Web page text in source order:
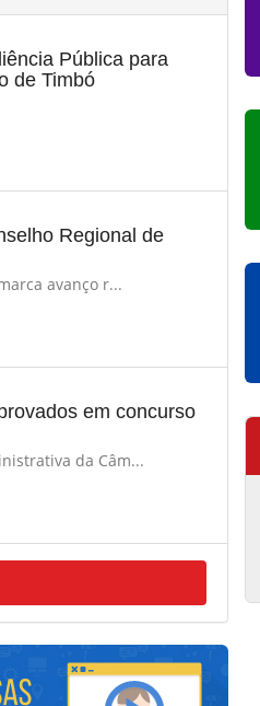
Pública para
de Timbó
Regional de
avanço r...
em concurso
da Câm...